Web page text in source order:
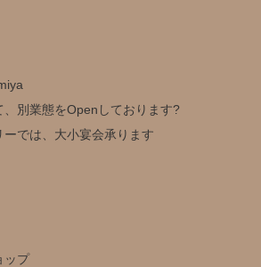
、別業態をOpenしております?
では、大小宴会承ります
ップ